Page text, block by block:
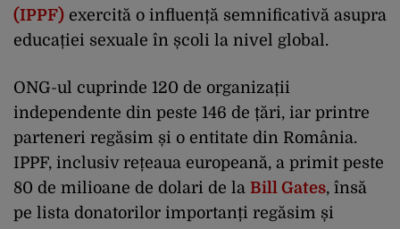
(IPPF) exercită o influență semnificativă asupra
educației sexuale în școli la nivel global.
ONG-ul cuprinde 120 de organizații
independente din peste 146 de țări, iar printre
parteneri regăsim și o entitate din România.
IPPF, inclusiv rețeaua europeană, a primit peste
80 de milioane de dolari de la Bill Gates, însă
pe lista donatorilor importanți regăsim și